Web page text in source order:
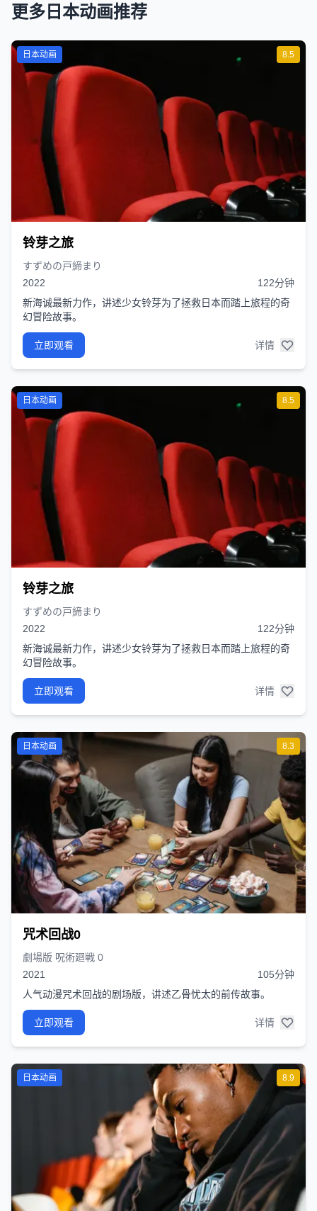
更多日本动画推荐
8.5
日本动画
铃芽之旅
すずめの戸締まり
2022
122分钟
新海诚最新力作，讲述少女铃芽为了拯救日本而踏上旅程的奇
幻冒险故事。
立即观看 详情
8.5
日本动画
铃芽之旅
すずめの戸締まり
2022
122分钟
新海诚最新力作，讲述少女铃芽为了拯救日本而踏上旅程的奇
幻冒险故事。
立即观看 详情
8.3
日本动画
咒术回战0
劇場版 呪術廻戦 0
2021
105分钟
人气动漫咒术回战的剧场版，讲述乙骨忧太的前传故事。
立即观看 详情
8.9
日本动画